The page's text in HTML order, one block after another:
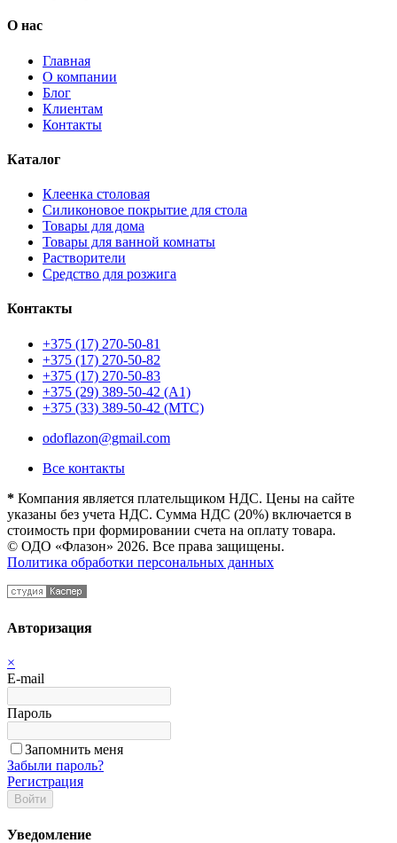
О нас
Главная
О компании
Блог
Клиентам
Контакты
Каталог
Клеенка столовая
Силиконовое покрытие для стола
Товары для дома
Товары для ванной комнаты
Растворители
Средство для розжига
Контакты
+375 (17) 270-50-81
+375 (17) 270-50-82
+375 (17) 270-50-83
+375 (29) 389-50-42 (А1)
+375 (33) 389-50-42 (МТС)
odoflazon@gmail.com
Все контакты
* Компания является плательщиком НДС. Цены на сайте
указаны без учета НДС. Сумма НДС (20%) включается в
стоимость при формировании счета на оплату товара.
© ОДО «Флазон» 2026. Все права защищены.
Политика обработки персональных данных
Авторизация
×
E-mail
Пароль
Запомнить меня
Забыли пароль?
Регистрация
Войти
Уведомление